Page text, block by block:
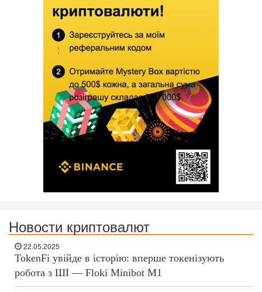
Новости криптовалют
22.05.2025
TokenFi увійде в історію: вперше токенізують
робота з ШІ — Floki Minibot M1